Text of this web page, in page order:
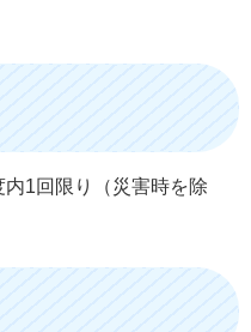
1回限り（災害時を除